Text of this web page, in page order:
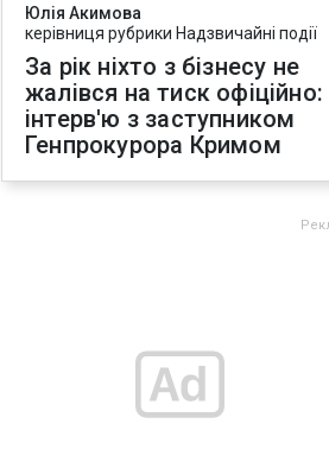
Юлія Акимова
керівниця рубрики Надзвичайні події
За рік ніхто з бізнесу не
жалівся на тиск офіційно:
інтерв'ю з заступником
Генпрокурора Кримом